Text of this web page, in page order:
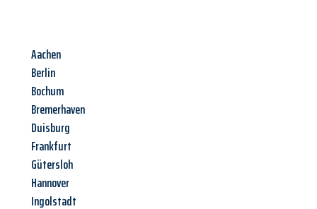
Aachen
Berlin
Bochum
Bremerhaven
Duisburg
Frankfurt
Gütersloh
Hannover
Ingolstadt